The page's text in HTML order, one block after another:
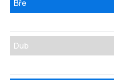
Bře
Dub